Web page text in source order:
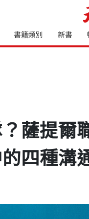
書籍類別 新書
薩提爾
四種溝